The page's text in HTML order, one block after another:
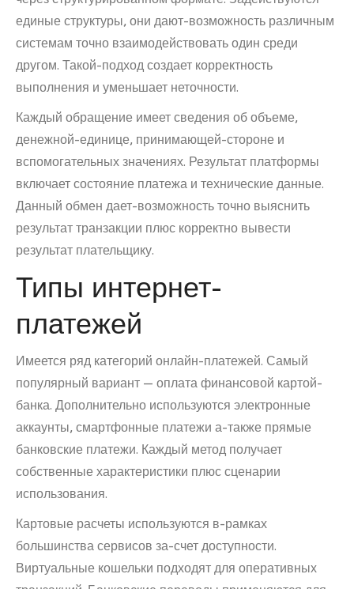
единые структуры, они дают-возможность различным
системам точно взаимодействовать один среди
другом. Такой-подход создает корректность
выполнения и уменьшает неточности.
Каждый обращение имеет сведения об объеме,
денежной-единице, принимающей-стороне и
вспомогательных значениях. Результат платформы
включает состояние платежа и технические данные.
Данный обмен дает-возможность точно выяснить
результат транзакции плюс корректно вывести
результат плательщику.
Типы интернет-
платежей
Имеется ряд категорий онлайн-платежей. Самый
популярный вариант — оплата финансовой картой-
банка. Дополнительно используются электронные
аккаунты, смартфонные платежи а-также прямые
банковские платежи. Каждый метод получает
собственные характеристики плюс сценарии
использования.
Картовые расчеты используются в-рамках
большинства сервисов за-счет доступности.
Виртуальные кошельки подходят для оперативных